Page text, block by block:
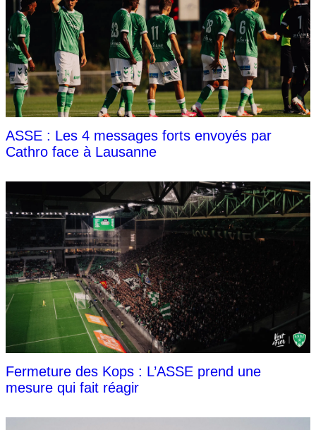
ASSE : Les 4 messages forts envoyés par
Cathro face à Lausanne
Fermeture des Kops : L’ASSE prend une
mesure qui fait réagir